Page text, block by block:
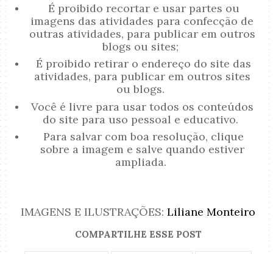
É proibido recortar e usar partes ou
imagens das atividades para confecção de
outras atividades, para publicar em outros
blogs ou sites;
É proibido retirar o endereço do site das
atividades, para publicar em outros sites
ou blogs.
Você é livre para usar todos os conteúdos
do site para uso pessoal e educativo.
Para salvar com boa resolução, clique
sobre a imagem e salve quando estiver
ampliada.
IMAGENS E ILUSTRAÇÕES: Liliane Monteiro
COMPARTILHE ESSE POST